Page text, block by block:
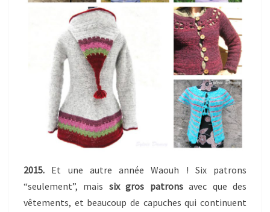
2015. Et une autre année Waouh ! Six patrons
“seulement”, mais six gros patronsavec que des
vêtements, et beaucoup de capuches qui continuent